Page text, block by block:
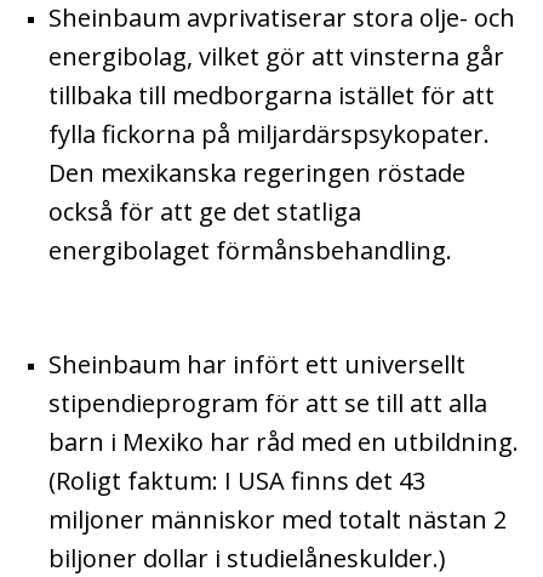
Sheinbaum avprivatiserar stora olje- och
energibolag, vilket gör att vinsterna går
tillbaka till medborgarna istället för att
fylla fickorna på miljardärspsykopater.
Den mexikanska regeringen röstade
också för att ge det statliga
energibolaget förmånsbehandling.
Sheinbaum har infört ett universellt
stipendieprogram för att se till att alla
barn i Mexiko har råd med en utbildning.
(Roligt faktum: I USA finns det 43
miljoner människor med totalt nästan 2
biljoner dollar i studielåneskulder.)